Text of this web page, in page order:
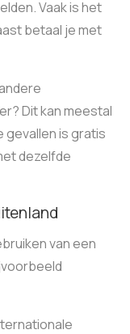
Vaak is het
betaal je met
Dit kan meestal
gevallen is gratis
dezelfde
van een